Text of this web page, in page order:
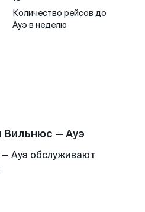
Количество рейсов до
Ауэ в неделю
Вильнюс — Ауэ
Ауэ обслуживают